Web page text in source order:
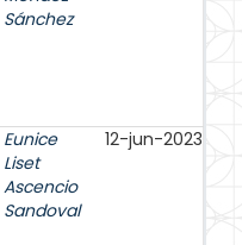
Sánchez
Eunice
Liset
Ascencio
Sandoval
12-jun-2023